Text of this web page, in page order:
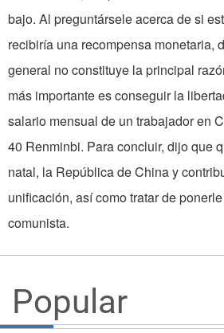
bajo. Al preguntársele acerca de si
recibiría una recompensa monetaria,
general no constituye la principal
más importante es conseguir la
salario mensual de un trabajador en
40 Renminbi. Para concluir, dijo que
natal, la República de China y
unificación, así como tratar de
comunista.
Popular